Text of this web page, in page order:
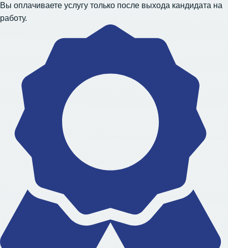
Вы оплачиваете услугу только после выхода кандидата на
работу.